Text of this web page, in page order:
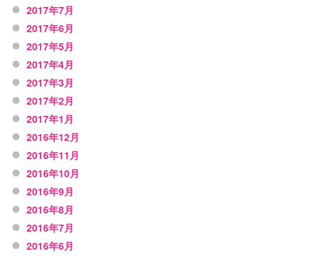
2017年7月
2017年6月
2017年5月
2017年4月
2017年3月
2017年2月
2017年1月
2016年12月
2016年11月
2016年10月
2016年9月
2016年8月
2016年7月
2016年6月